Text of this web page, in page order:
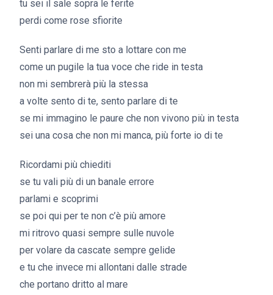
tu sei il sale sopra le ferite
perdi come rose sfiorite
Senti parlare di me sto a lottare con me
come un pugile la tua voce che ride in testa
non mi sembrerà più la stessa
a volte sento di te, sento parlare di te
se mi immagino le paure che non vivono più in testa
sei una cosa che non mi manca, più forte io di te
Ricordami più chiediti
se tu vali più di un banale errore
parlami e scoprimi
se poi qui per te non c’è più amore
mi ritrovo quasi sempre sulle nuvole
per volare da cascate sempre gelide
e tu che invece mi allontani dalle strade
che portano dritto al mare